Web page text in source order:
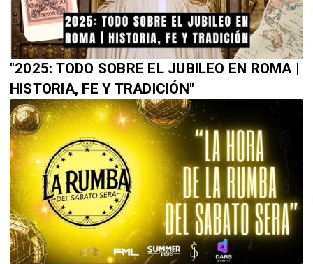
"2025: TODO SOBRE EL JUBILEO EN ROMA |
HISTORIA, FE Y TRADICIÓN"